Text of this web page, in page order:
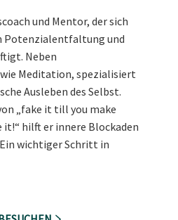
und Mentor, der sich
Potenzialentfaltung und
Neben
Meditation, spezialisiert
Ausleben des Selbst.
„fake it till you make
hilft er innere Blockaden
wichtiger Schritt in